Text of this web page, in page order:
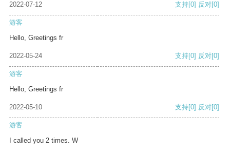
2022-07-12 支持[0] 反对[0]
游客
Hello, Greetings fr
2022-05-24 支持[0] 反对[0]
游客
Hello, Greetings fr
2022-05-10 支持[0] 反对[0]
游客
I called you 2 times. W